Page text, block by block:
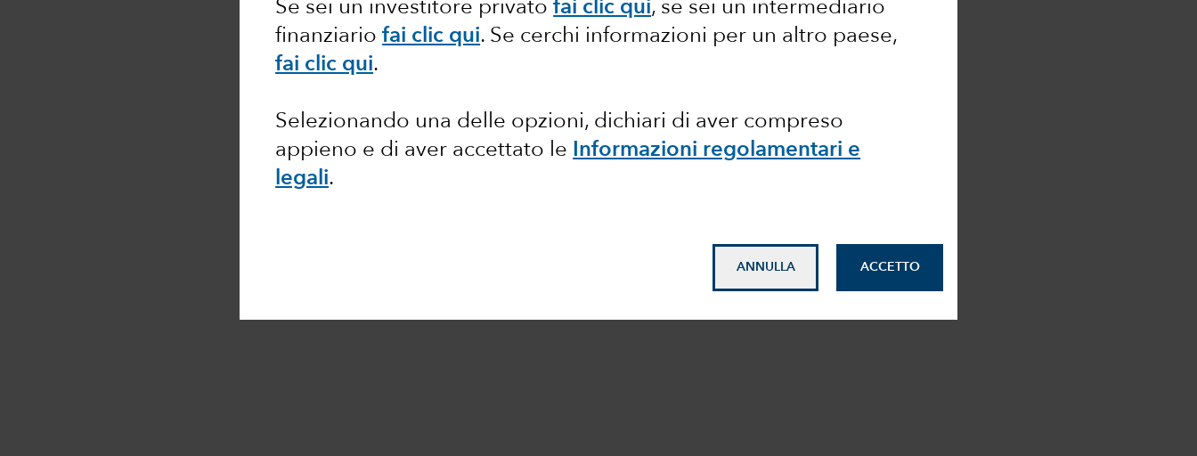
Se sei un investitore privatofai clic qui, se sei un intermediario
finanziariofai clic qui. Se cerchi informazioni per un altro paese,
fai clic qui.
Selezionando una delle opzioni, dichiari di aver compreso
appieno e di aver accettato le Informazioni regolamentari e
legali.
ANNULLA ACCETTO